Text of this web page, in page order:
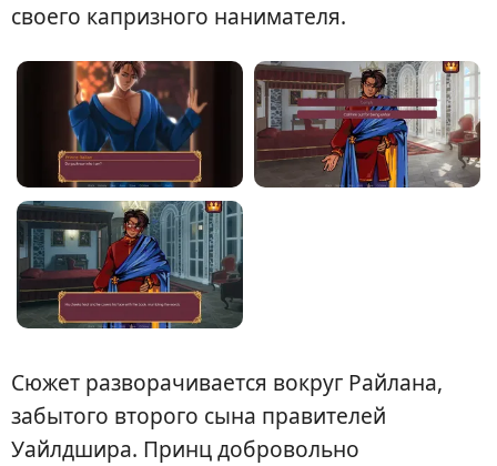
своего капризного нанимателя.
Сюжет разворачивается вокруг Райлана,
забытого второго сына правителей
Уайлдшира. Принц добровольно